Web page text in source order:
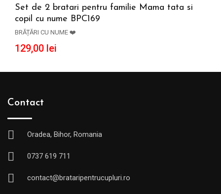
Set de 2 bratari pentru familie Mama tata si
copil cu nume BPC169
BRĂȚĂRI CU NUME ❤️
129,00 lei
Contact
Oradea, Bihor, Romania
0737 619 711
contact@brataripentrucupluri.ro